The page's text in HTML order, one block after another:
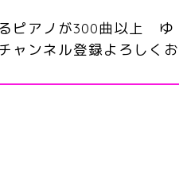
るピアノが300曲以上 ゆ
ャンネル登録よろしくお